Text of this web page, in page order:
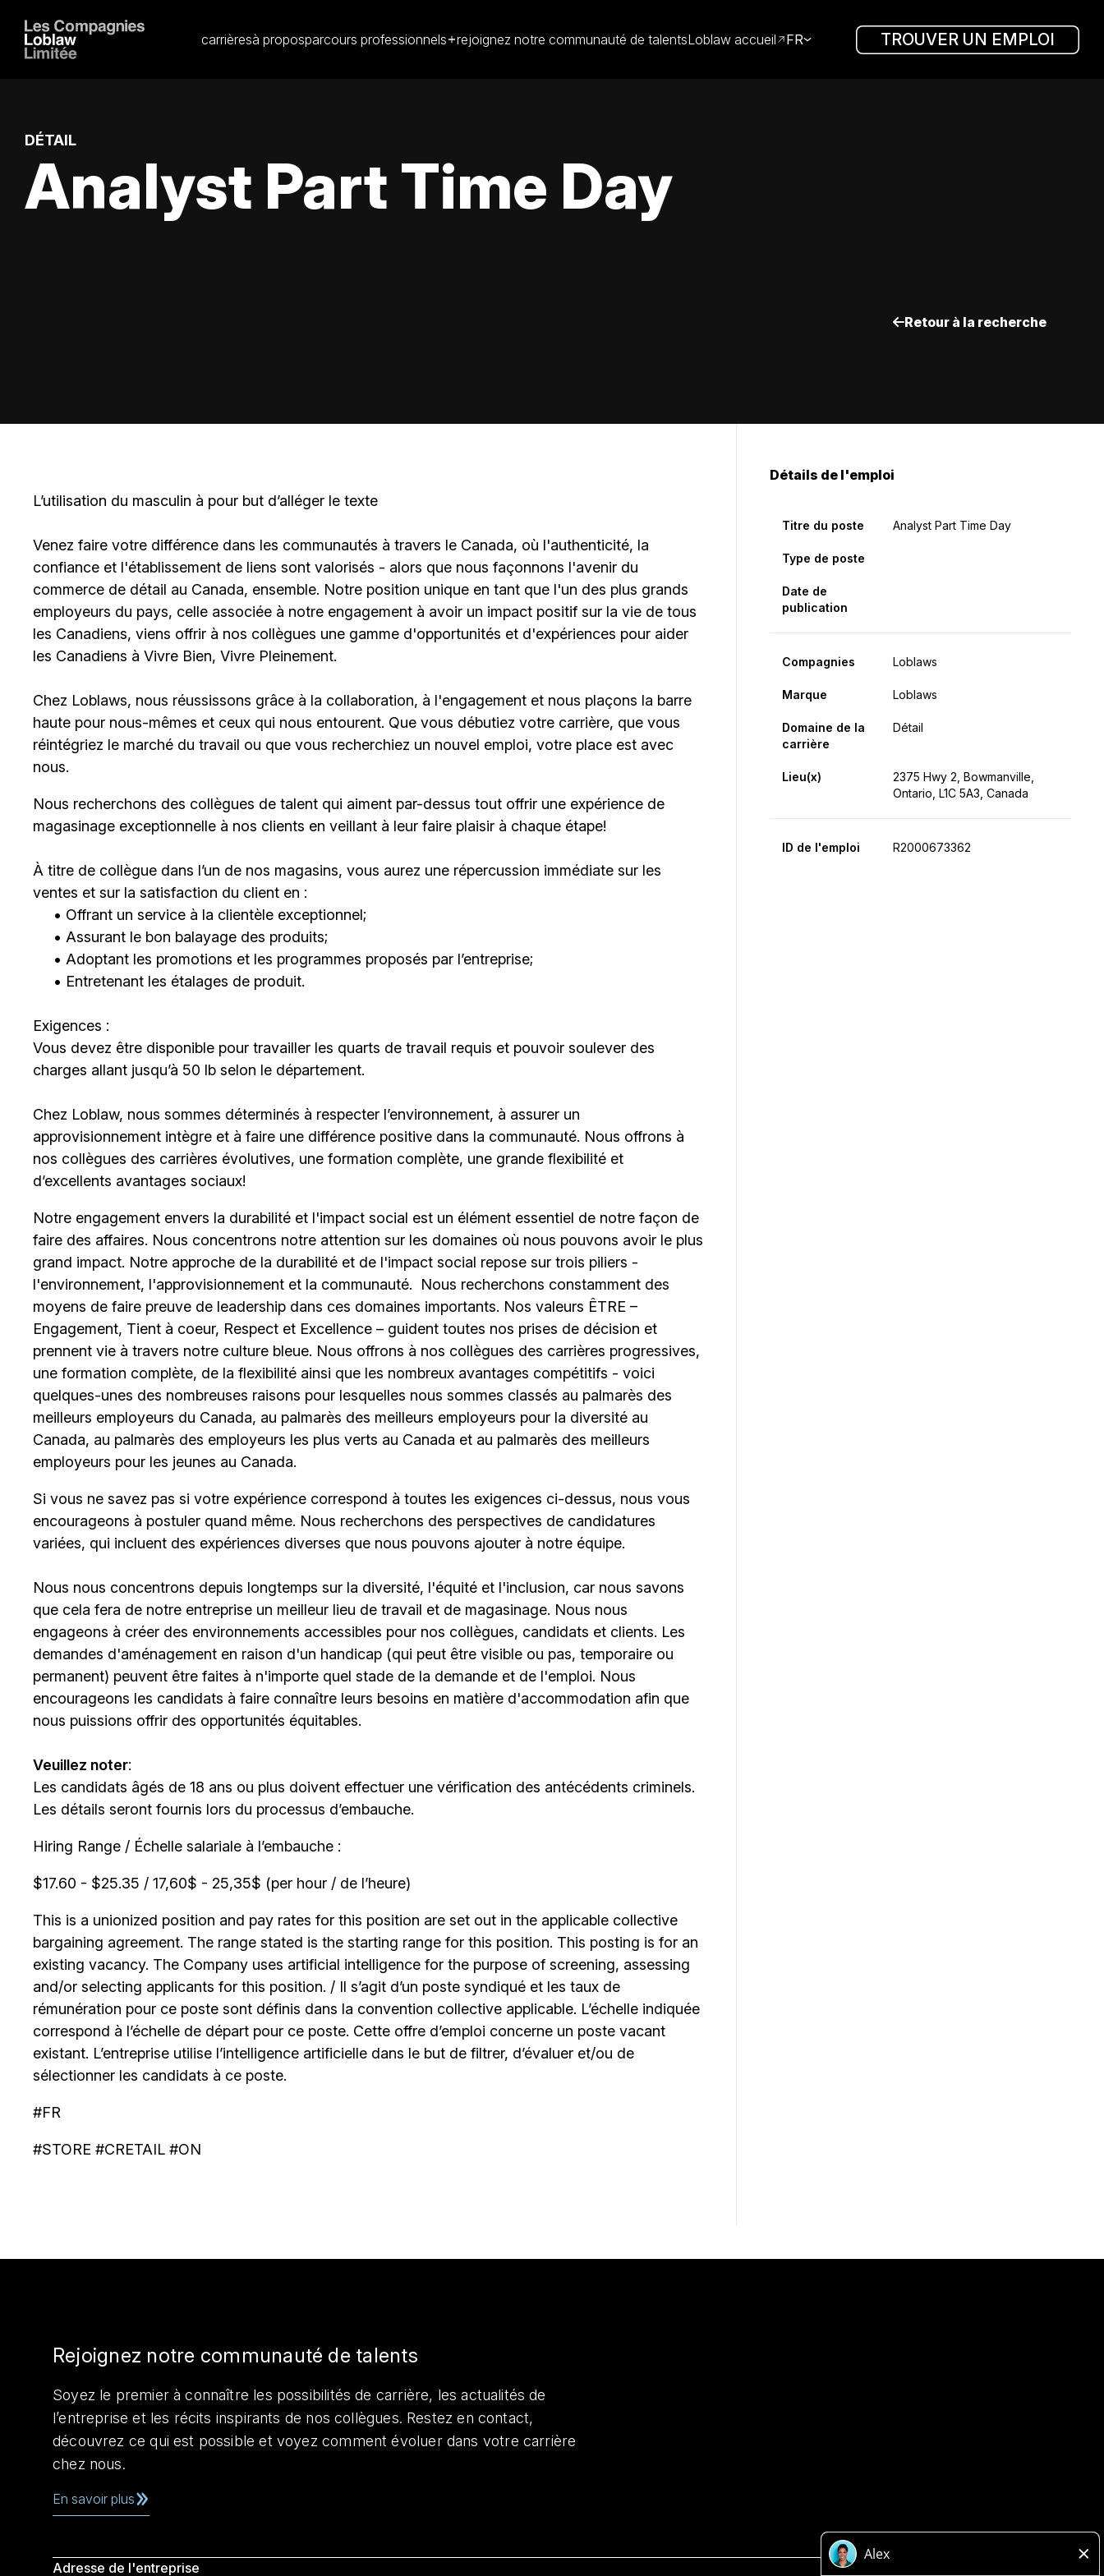
carrièresà proposparcours professionnels rejoignez notre communauté de talentsLoblaw accueil FR TROUVER UN EMPLOI
DÉTAIL
Analyst Part Time Day
Retour à la recherche
L’utilisation du masculin à pour but d’alléger le texte
Venez faire votre différence dans les communautés à travers le Canada, où l'authenticité, la
confiance et l'établissement de liens sont valorisés - alors que nous façonnons l'avenir du
commerce de détail au Canada, ensemble. Notre position unique en tant que l'un des plus grands
employeurs du pays, celle associée à notre engagement à avoir un impact positif sur la vie de tous
les Canadiens, viens offrir à nos collègues une gamme d'opportunités et d'expériences pour aider
les Canadiens à Vivre Bien, Vivre Pleinement.
Chez Loblaws, nous réussissons grâce à la collaboration, à l'engagement et nous plaçons la barre
haute pour nous-mêmes et ceux qui nous entourent. Que vous débutiez votre carrière, que vous
réintégriez le marché du travail ou que vous recherchiez un nouvel emploi, votre place est avec
nous.
Nous recherchons des collègues de talent qui aiment par-dessus tout offrir une expérience de
magasinage exceptionnelle à nos clients en veillant à leur faire plaisir à chaque étape!
À titre de collègue dans l’un de nos magasins, vous aurez une répercussion immédiate sur les
ventes et sur la satisfaction du client en :
• Offrant un service à la clientèle exceptionnel;
• Assurant le bon balayage des produits;
• Adoptant les promotions et les programmes proposés par l’entreprise;
• Entretenant les étalages de produit.
Exigences :
Vous devez être disponible pour travailler les quarts de travail requis et pouvoir soulever des
charges allant jusqu’à 50 lb selon le département.
Chez Loblaw, nous sommes déterminés à respecter l’environnement, à assurer un
approvisionnement intègre et à faire une différence positive dans la communauté. Nous offrons à
nos collègues des carrières évolutives, une formation complète, une grande flexibilité et
d’excellents avantages sociaux!
Notre engagement envers la durabilité et l'impact social est un élément essentiel de notre façon de
faire des affaires. Nous concentrons notre attention sur les domaines où nous pouvons avoir le plus
grand impact. Notre approche de la durabilité et de l'impact social repose sur trois piliers -
l'environnement, l'approvisionnement et la communauté.
Nous recherchons constamment des
moyens de faire preuve de leadership dans ces domaines importants. Nos valeurs ÊTRE –
Engagement, Tient à coeur, Respect et Excellence – guident toutes nos prises de décision et
prennent vie à travers notre culture bleue. Nous offrons à nos collègues des carrières progressives,
une formation complète, de la flexibilité ainsi que les nombreux avantages compétitifs - voici
quelques-unes des nombreuses raisons pour lesquelles nous sommes classés au palmarès des
meilleurs employeurs du Canada, au palmarès des meilleurs employeurs pour la diversité au
Canada, au palmarès des employeurs les plus verts au Canada et au palmarès des meilleurs
employeurs pour les jeunes au Canada.
Si vous ne savez pas si votre expérience correspond à toutes les exigences ci-dessus, nous vous
encourageons à postuler quand même. Nous recherchons des perspectives de candidatures
variées, qui incluent des expériences diverses que nous pouvons ajouter à notre équipe.
Nous nous concentrons depuis longtemps sur la diversité, l'équité et l'inclusion, car nous savons
que cela fera de notre entreprise un meilleur lieu de travail et de magasinage. Nous nous
engageons à créer des environnements accessibles pour nos collègues, candidats et clients. Les
demandes d'aménagement en raison d'un handicap (qui peut être visible ou pas, temporaire ou
permanent) peuvent être faites à n'importe quel stade de la demande et de l'emploi. Nous
encourageons les candidats à faire connaître leurs besoins en matière d'accommodation afin que
nous puissions offrir des opportunités équitables.
Veuillez noter:
Les candidats âgés de 18 ans ou plus doivent effectuer une vérification des antécédents criminels.
Les détails seront fournis lors du processus d’embauche.
Hiring Range / Échelle salariale à l’embauche :
$17.60 - $25.35 / 17,60$ - 25,35$ (per hour / de l’heure)
This is a unionized position and pay rates for this position are set out in the applicable collective
bargaining agreement. The range stated is the starting range for this position. This posting is for an
existing vacancy. The Company uses artificial intelligence for the purpose of screening, assessing
and/or selecting applicants for this position. / Il s’agit d’un poste syndiqué et les taux de
rémunération pour ce poste sont définis dans la convention collective applicable. L’échelle indiquée
correspond à l’échelle de départ pour ce poste. Cette offre d’emploi concerne un poste vacant
existant. L’entreprise utilise l’intelligence artificielle dans le but de filtrer, d’évaluer et/ou de
sélectionner les candidats à ce poste.
#FR
#STORE #CRETAIL #ON
Détails de l'emploi
Titre du poste Analyst Part Time Day
Type de poste
Date de
publication
Compagnies Loblaws
Marque Loblaws
Domaine de la
carrière
Détail
Lieu(x)
2375 Hwy 2, Bowmanville,
Ontario, L1C 5A3, Canada
ID de l'emploi R2000673362
Rejoignez notre communauté de talents
Soyez le premier à connaître les possibilités de carrière, les actualités de
l’entreprise et les récits inspirants de nos collègues. Restez en contact,
découvrez ce qui est possible et voyez comment évoluer dans votre carrière
chez nous.
En savoir plus
Adresse de l'entreprise